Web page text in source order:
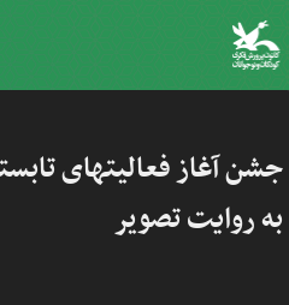
جشن آغاز فعالیتهای
به روایت تصویر